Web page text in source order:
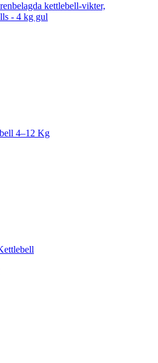
kettlebell-vikter,
- 4 kg gul
4–12 Kg